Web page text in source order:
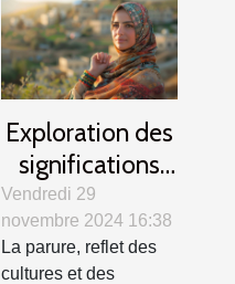
Exploration des
significations
culturelles des
bracelets
palestiniens
Vendredi 29
novembre 2024 16:38
La parure, reflet des
cultures et des